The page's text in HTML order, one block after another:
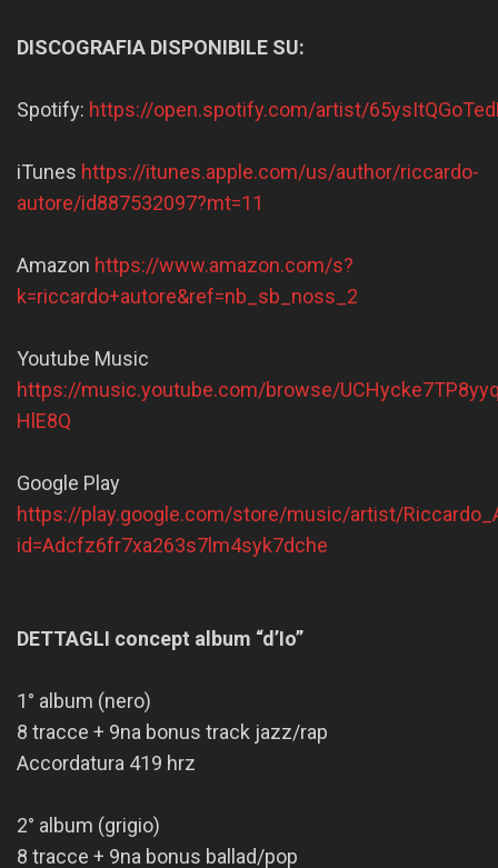
DISCOGRAFIA DISPONIBILE SU:
Spotify: https://open.spotify.com/artist/
iTunes https://itunes.apple.com/us/author/riccardo-
autore/id887532097?mt=11
Amazon https://www.amazon.com/s?
k=riccardo+autore&ref=nb_sb_noss_2
Youtube Music
https://music.youtube.com/browse/
HlE8Q
Google Play
https://play.google.com/store/music/artist/
id=Adcfz6fr7xa263s7lm4syk7dche
DETTAGLI concept album “d’Io”
1° album (nero)
8 tracce + 9na bonus track jazz/rap
Accordatura 419 hrz
2° album (grigio)
8 tracce + 9na bonus ballad/pop